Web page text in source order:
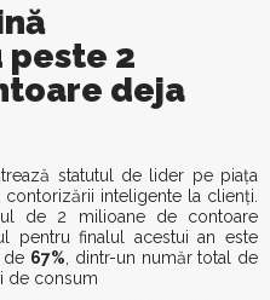
peste 2
deja
statutul de lider pe piața
inteligente la clienți.
de 2 milioane de contoare
pentru finalul acestui an este
de 67% , dintr-un număr total de
de consum